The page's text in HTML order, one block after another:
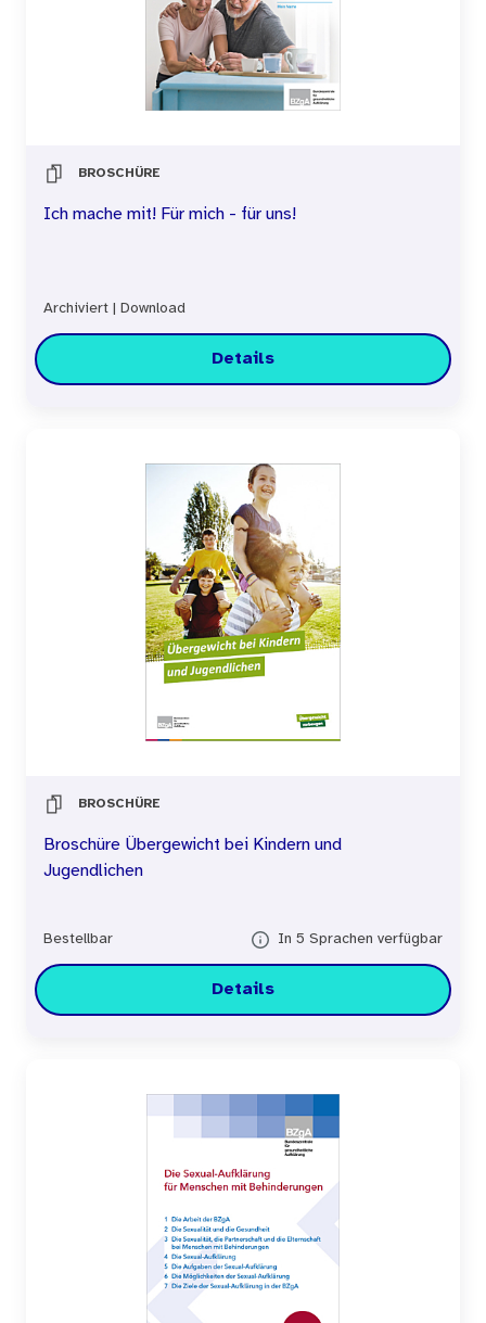
BROSCHÜRE
Ich mache mit! Für mich - für uns!
Archiviert Download
Details
BROSCHÜRE
Broschüre Übergewicht bei Kindern und
Jugendlichen
Bestellbar In 5 Sprachen verfügbar
Details